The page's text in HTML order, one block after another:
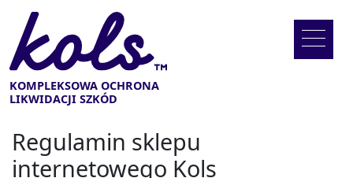
KOMPLEKSOWA OCHRONA
LIKWIDACJI SZKÓD
Regulamin sklepu
internetowego Kols